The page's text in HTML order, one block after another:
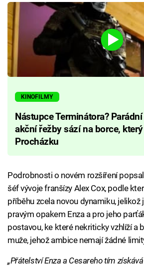
KINOFILMY
Nástupce Terminátora?
akční řežby sází na borce,
Procházku
Podrobnosti o novém rozšíření
šéf vývoje franšízy Alex Cox, podle
příběhu zcela novou dynamiku,
pravým opakem Enza a pro jeho
postavou, ke které nekriticky vzhlíží a
muže, jehož ambice nemají žádné
„Přátelství Enza a Cesareho tím